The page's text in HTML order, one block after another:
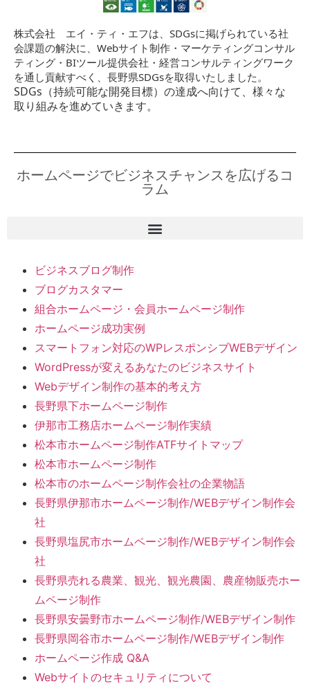
株式会社 エイ・ティ・エフは、SDGsに掲げられている社
会課題の解決に、Webサイト制作・マーケティングコンサル
ティング・BIツール提供会社・経営コンサルティングワーク
を通し貢献すべく、長野県SDGsを取得いたしました。
SDGs（持続可能な開発目標）の達成へ向けて、様々な
取り組みを進めていきます。
ホームページでビジネスチャンスを広げるコ
ラム
ビジネスブログ制作
ブログカスタマー
組合ホームページ・会員ホームページ制作
ホームページ成功実例
スマートフォン対応のWPレスポンシブWEBデザイン
WordPressが変えるあなたのビジネスサイト
Webデザイン制作の基本的考え方
長野県下ホームページ制作
伊那市工務店ホームページ制作実績
松本市ホームページ制作ATFサイトマップ
松本市ホームページ制作
松本市のホームページ制作会社の企業物語
長野県伊那市ホームページ制作/WEBデザイン制作会
社
長野県塩尻市ホームページ制作/WEBデザイン制作会
社
長野県売れる農業、観光、観光農園、農産物販売ホー
ムページ制作
長野県安曇野市ホームページ制作/WEBデザイン制作
長野県岡谷市ホームページ制作/WEBデザイン制作
ホームページ作成 Q&A
Webサイトのセキュリティについて